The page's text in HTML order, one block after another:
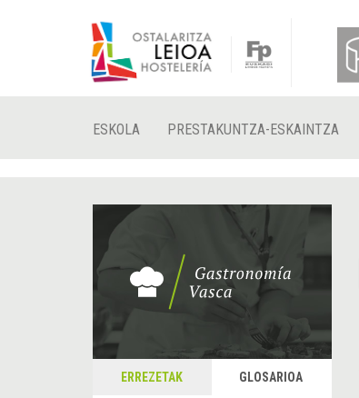
ESKOLA PRESTAKUNTZA-ESKAINTZA
ERREZETAK GLOSARIOA